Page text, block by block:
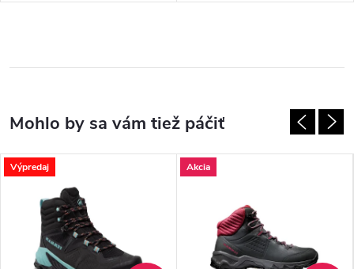
Výpredaj Akcia